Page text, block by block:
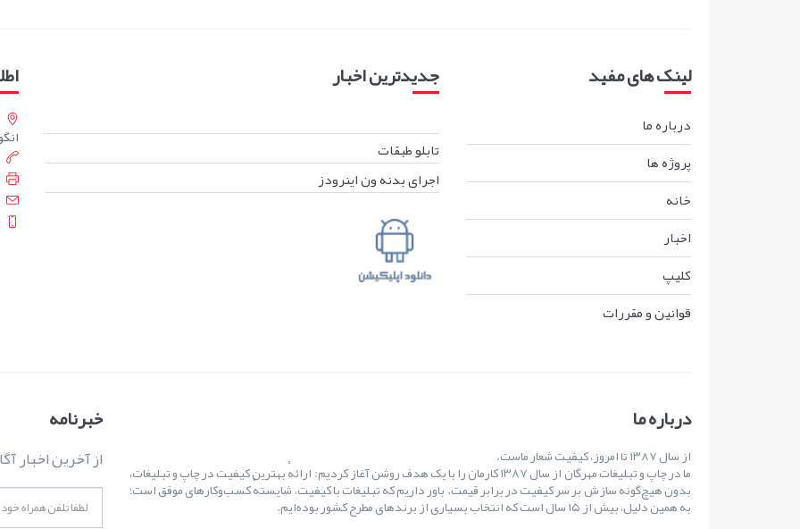
لینک های مفید
درباره ما
پروژه ها
خانه
اخبار
کليپ
قوانين و مقررات
جدیدترین اخبار
تابلو طبقات
اجرای بدنه ون اینرودز
درباره ما
از سال ۱۳۸۷ تا امروز، کیفیت شعار ماست.
ما در چاپ و تبلیغات مهرگان از سال ۱۳۸۷ کارمان را با یک هدف روشن آغاز کردیم: ارائهٔ بهترین کیفیت در چاپ و تبلیغات،
بدون هیچ‌گونه سازش بر سر کیفیت در برابر قیمت. باور داریم که تبلیغات با کیفیت، شایستهٔ کسب‌وکارهای موفق است؛
به همین دلیل، بیش از ۱۵ سال است که انتخاب بسیاری از برندهای مطرح کشور بوده‌ایم.
خبرنامه
از آخرین اخبار